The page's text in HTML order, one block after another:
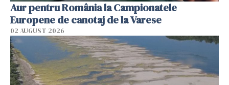
Aur pentru România la Campionatele
Europene de canotaj de la Varese
02 AUGUST 2026